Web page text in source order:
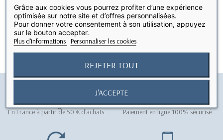
Affichage 1-1 de 1 article(s)
Livraison gratuite
En France à partir de 50 € d'achats
Paiement sécurisé
Paiement en ligne 100% sécurisé
Grâce aux cookies vous pourrez profiter d’une expérience
optimisée sur notre site et d’offres personnalisées.
Pour donner votre consentement à son utilisation, appuyez
sur le bouton accepter.
Plus d'informations Personnaliser les cookies
REJETER TOUT
J'ACCEPTE